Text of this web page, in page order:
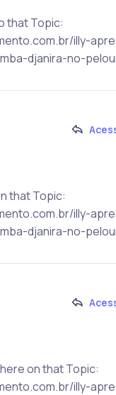
that Topic:
illy-
djanira-no-
that Topic:
illy-
djanira-no-
on that Topic:
illy-